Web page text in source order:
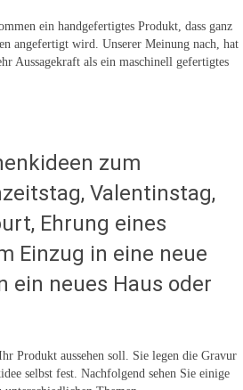
ein handgefertigtes Produkt, dass ganz
angefertigt wird. Unserer Meinung nach, hat
Aussagekraft als ein maschinell gefertigtes
zum
Valentinstag,
Ehrung eines
Einzug in eine neue
ein neues Haus oder
Produkt aussehen soll. Sie legen die Gravur
selbst fest. Nachfolgend sehen Sie einige